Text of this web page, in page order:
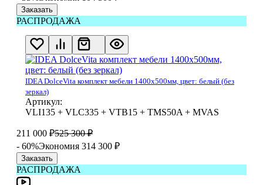
Заказать
РАСПРОДАЖА
IDEA DolceVita комплект мебели 1400x500мм, цвет: белый (без
зеркал)
Артикул:
VLI135 + VLC335 + VTB15 + TMS50A + MVAS
211 000 ₽525 300 ₽
- 60%Экономия 314 300 ₽
Заказать
РАСПРОДАЖА